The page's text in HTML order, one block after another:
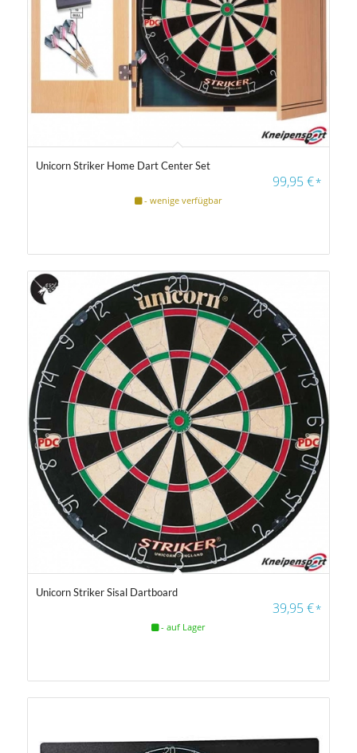
4.50
Unicorn Striker Home Dart Center Set
99,95€*
- wenige verfügbar
5.00
Unicorn Striker Sisal Dartboard
39,95€*
- auf Lager